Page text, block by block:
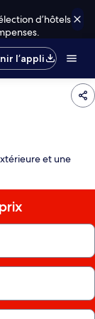
d’hôtels
l’appli
et une